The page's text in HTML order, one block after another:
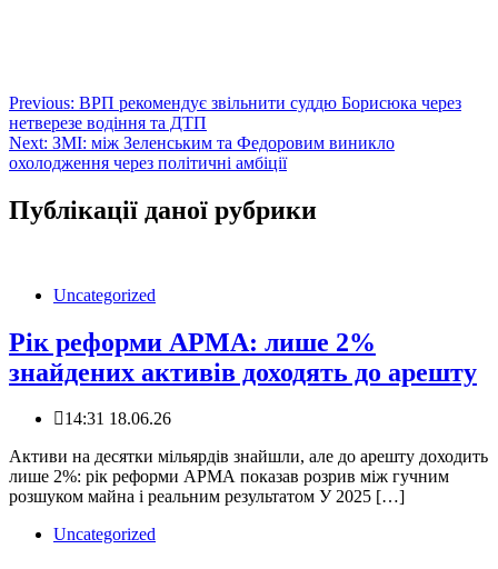
Навігація
записів
Previous: ВРП рекомендує звільнити суддю Борисюка через
нетверезе водіння та ДТП
Next: ЗМІ: між Зеленським та Федоровим виникло
охолодження через політичні амбіції
Публікації даної рубрики
Uncategorized
Рік реформи АРМА: лише 2%
знайдених активів доходять до арешту
14:31 18.06.26
️‍️Активи на десятки мільярдів знайшли, але до арешту доходить
лише 2%: рік реформи АРМА показав розрив між гучним
розшуком майна і реальним результатом У 2025 […]
Uncategorized